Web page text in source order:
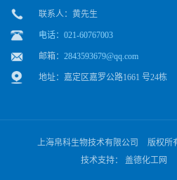
联系人：黄先生
电话：021-60767003
邮箱： 2843593679@qq.com
地址：嘉定区嘉罗公路1661 号24栋
上海帛科生物技术有限公司 版权所
技术支持： 盖德化工网